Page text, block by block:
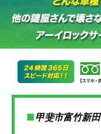
甲斐市富竹新田